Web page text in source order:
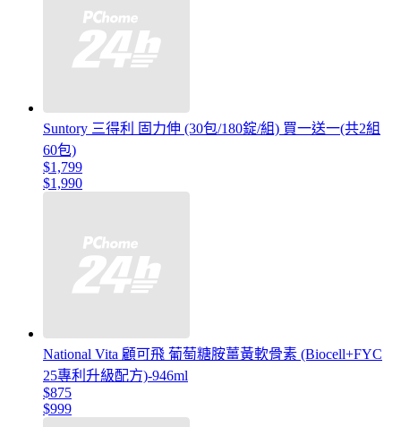
Suntory 三得利 固力伸 (30包/180錠/組) 買一送一(共2組
60包)
$1,799
$1,990
National Vita 顧可飛 葡萄糖胺薑黃軟骨素 (Biocell+FYC
25專利升級配方)-946ml
$875
$999